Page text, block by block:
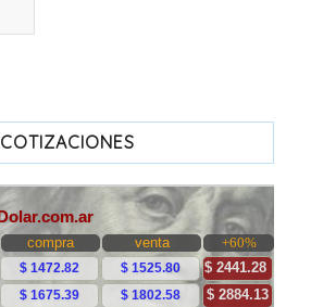
COTIZACIONES